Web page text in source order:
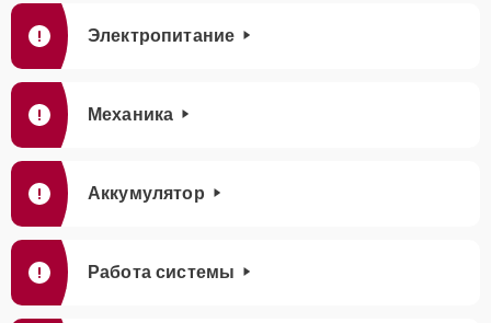
Электропитание
Механика
Аккумулятор
Работа системы